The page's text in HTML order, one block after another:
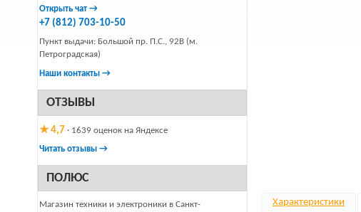
Открыть чат →
+7 (812) 703-10-50
Пункт выдачи: Большой пр. П.С., 92В (м.
Петроградская)
Наши контакты →
ОТЗЫВЫ
★ 4,7 · 1639 оценок на Яндексе
Читать отзывы →
ПОЛЮС
Магазин техники и электроники в Санкт-
Характеристики